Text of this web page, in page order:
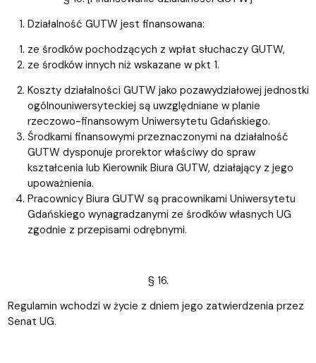
Działalność GUTW jest finansowana:
ze środków pochodzących z wpłat słuchaczy GUTW,
ze środków innych niż wskazane w pkt 1.
Koszty działalności GUTW jako pozawydziałowej jednostki
ogólnouniwersyteckiej są uwzględniane w planie
rzeczowo-finansowym Uniwersytetu Gdańskiego.
Środkami finansowymi przeznaczonymi na działalność
GUTW dysponuje prorektor właściwy do spraw
kształcenia lub Kierownik Biura GUTW, działający z jego
upoważnienia.
Pracownicy Biura GUTW są pracownikami Uniwersytetu
Gdańskiego wynagradzanymi ze środków własnych UG
zgodnie z przepisami odrębnymi.
§ 16.
Regulamin wchodzi w życie z dniem jego zatwierdzenia przez
Senat UG.